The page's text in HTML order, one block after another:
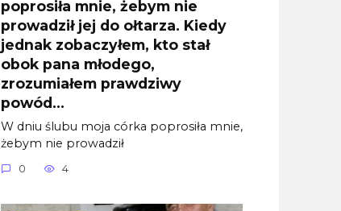
poprosiła mnie, żebym nie
prowadził jej do ołtarza. Kiedy
jednak zobaczyłem, kto stał
obok pana młodego,
zrozumiałem prawdziwy
powód…
W dniu ślubu moja córka poprosiła mnie,
żebym nie prowadził
0 4